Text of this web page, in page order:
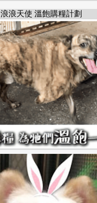
浪浪天使 溫飽購糧計劃